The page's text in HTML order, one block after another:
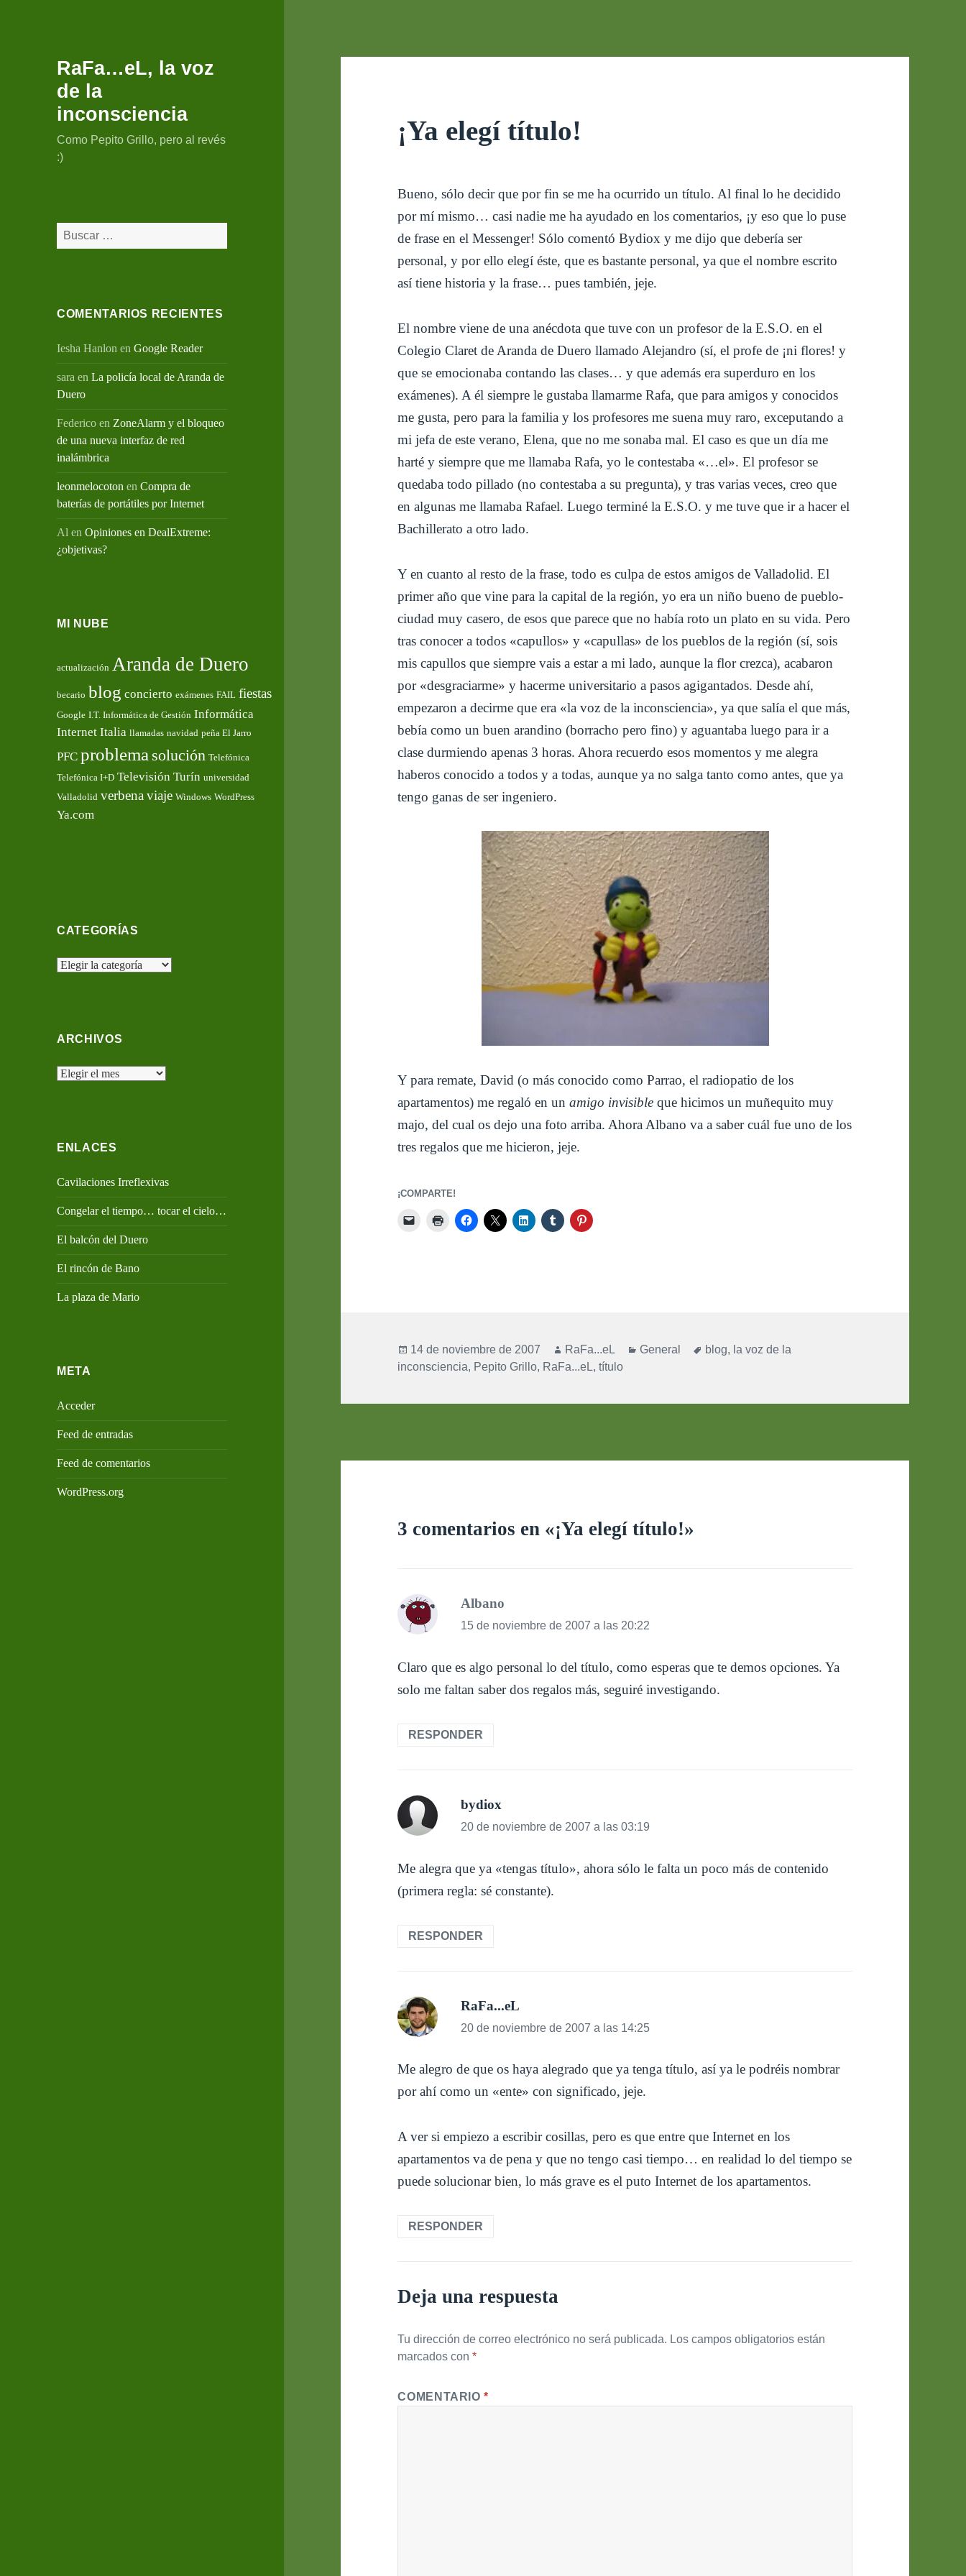
RaFa…eL, la voz
de la
inconsciencia
Como Pepito Grillo, pero al revés
:)
Buscar:
COMENTARIOS RECIENTES
Iesha Hanlon enGoogle Reader
sara enLa policía local de Aranda de
Duero
Federico en ZoneAlarm y el bloqueo
de una nueva interfaz de red
inalámbrica
leonmelocoton enCompra de
baterías de portátiles por Internet
Al enOpiniones en DealExtreme:
¿objetivas?
MI NUBE
actualización Aranda de Duero
becario blog concierto exámenes FAIL fiestas
Google I.T. Informática de Gestión Informática
Internet Italia llamadas navidad peña El Jarro
PFC problema solución Telefónica
Telefónica I+D Televisión Turín universidad
Valladolid verbena viaje Windows WordPress
Ya.com
CATEGORÍAS
Categorías
ARCHIVOS
Archivos
ENLACES
Cavilaciones Irreflexivas
Congelar el tiempo… tocar el cielo…
El balcón del Duero
El rincón de Bano
La plaza de Mario
META
Acceder
Feed de entradas
Feed de comentarios
WordPress.org
¡Ya elegí título!
Bueno, sólo decir que por fin se me ha ocurrido un título. Al final lo he decidido
por mí mismo… casi nadie me ha ayudado en los comentarios, ¡y eso que lo puse
de frase en el Messenger! Sólo comentó Bydiox y me dijo que debería ser
personal, y por ello elegí éste, que es bastante personal, ya que el nombre escrito
así tiene historia y la frase… pues también, jeje.
El nombre viene de una anécdota que tuve con un profesor de la E.S.O. en el
Colegio Claret de Aranda de Duero llamado Alejandro (sí, el profe de ¡ni flores! y
que se emocionaba contando las clases… y que además era superduro en los
exámenes). A él siempre le gustaba llamarme Rafa, que para amigos y conocidos
me gusta, pero para la familia y los profesores me suena muy raro, exceputando a
mi jefa de este verano, Elena, que no me sonaba mal. El caso es que un día me
harté y siempre que me llamaba Rafa, yo le contestaba «…el». El profesor se
quedaba todo pillado (no contestaba a su pregunta), y tras varias veces, creo que
en algunas me llamaba Rafael. Luego terminé la E.S.O. y me tuve que ir a hacer el
Bachillerato a otro lado.
Y en cuanto al resto de la frase, todo es culpa de estos amigos de Valladolid. El
primer año que vine para la capital de la región, yo era un niño bueno de pueblo-
ciudad muy casero, de esos que parece que no había roto un plato en su vida. Pero
tras conocer a todos «capullos» y «capullas» de los pueblos de la región (sí, sois
mis capullos que siempre vais a estar a mi lado, aunque la flor crezca), acabaron
por «desgraciarme» y hacerme universitario a pasos agigantados. Desde ahí,
empezaron a decirme que era «la voz de la inconsciencia», ya que salía el que más,
bebía como un buen arandino (borracho pero fino) y aguantaba luego para ir a
clase durmiendo apenas 3 horas. Ahora recuerdo esos momentos y me alegra
haberos conocido a todos y a todas, aunque ya no salga tanto como antes, que ya
tengo ganas de ser ingeniero.
Y para remate, David (o más conocido como Parrao, el radiopatio de los
apartamentos) me regaló en unamigo invisible que hicimos un muñequito muy
majo, del cual os dejo una foto arriba. Ahora Albano va a saber cuál fue uno de los
tres regalos que me hicieron, jeje.
¡COMPARTE!
Publicado
el
14 de noviembre de 2007 Autor
RaFa...eL Categorías
General Etiquetas
blog, la voz de la
inconsciencia, Pepito Grillo, RaFa...eL,título
3 comentarios en «¡Ya elegí título!»
Albano
15 de noviembre de 2007 a las 20:22
Claro que es algo personal lo del título, como esperas que te demos opciones. Ya
solo me faltan saber dos regalos más, seguiré investigando.
RESPONDER
bydiox
20 de noviembre de 2007 a las 03:19
Me alegra que ya «tengas título», ahora sólo le falta un poco más de contenido
(primera regla: sé constante).
RESPONDER
RaFa...eL
20 de noviembre de 2007 a las 14:25
Me alegro de que os haya alegrado que ya tenga título, así ya le podréis nombrar
por ahí como un «ente» con significado, jeje.
A ver si empiezo a escribir cosillas, pero es que entre que Internet en los
apartamentos va de pena y que no tengo casi tiempo… en realidad lo del tiempo se
puede solucionar bien, lo más grave es el puto Internet de los apartamentos.
RESPONDER
Deja una respuesta
Tu dirección de correo electrónico no será publicada. Los campos obligatorios están
marcados con*
COMENTARIO*